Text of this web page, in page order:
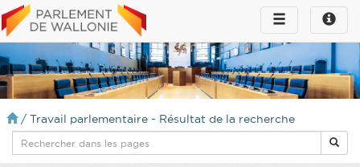
Toggle
infos
Toggle
navigation
/ Travail parlementaire - Résultat de la recherche